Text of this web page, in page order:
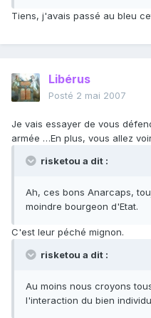
Tiens, j'avais passé au bleu
Libérus
Posté 2 mai 2007
Je vais essayer de vous
armée …En plus, vous allez
risketou a dit :
Ah, ces bons Anarcaps,
moindre bourgeon d'Etat.
C'est leur péché mignon.
risketou a dit :
Au moins nous croyons
l'interaction du bien